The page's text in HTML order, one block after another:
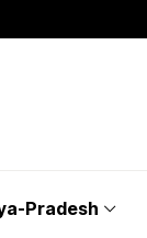
Pradesh